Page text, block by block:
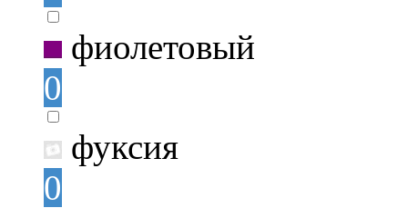
фиолетовый
0
фуксия
0